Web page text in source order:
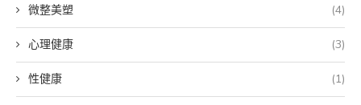
微整美塑 (4)
心理健康 (3)
性健康 (1)